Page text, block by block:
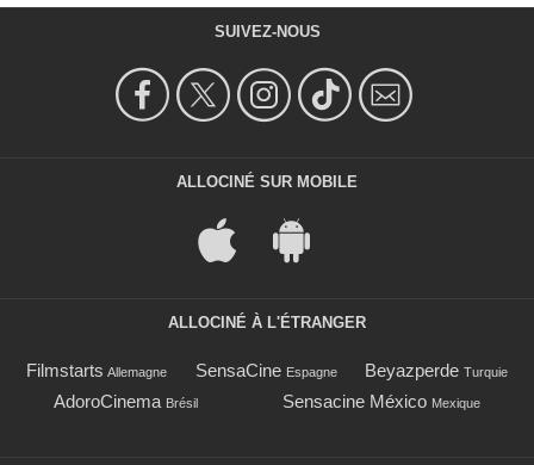
SUIVEZ-NOUS
ALLOCINÉ SUR MOBILE
ALLOCINÉ À L'ÉTRANGER
Filmstarts Allemagne SensaCine Espagne Beyazperde Turquie
AdoroCinema Brésil Sensacine México Mexique